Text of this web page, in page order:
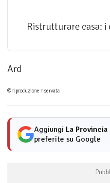
Ristrutturare casa:
Ard
© riproduzione riservata
Aggiungi La Provincia
preferite su Google